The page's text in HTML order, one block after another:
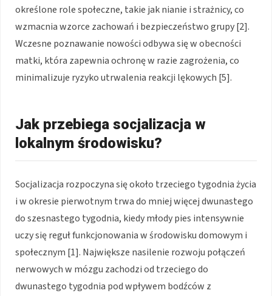
określone role społeczne, takie jak nianie i strażnicy, co
wzmacnia wzorce zachowań i bezpieczeństwo grupy [2].
Wczesne poznawanie nowości odbywa się w obecności
matki, która zapewnia ochronę w razie zagrożenia, co
minimalizuje ryzyko utrwalenia reakcji lękowych [5].
Jak przebiega socjalizacja w
lokalnym środowisku?
Socjalizacja rozpoczyna się około trzeciego tygodnia życia
i w okresie pierwotnym trwa do mniej więcej dwunastego
do szesnastego tygodnia, kiedy młody pies intensywnie
uczy się reguł funkcjonowania w środowisku domowym i
społecznym [1]. Największe nasilenie rozwoju połączeń
nerwowych w mózgu zachodzi od trzeciego do
dwunastego tygodnia pod wpływem bodźców z